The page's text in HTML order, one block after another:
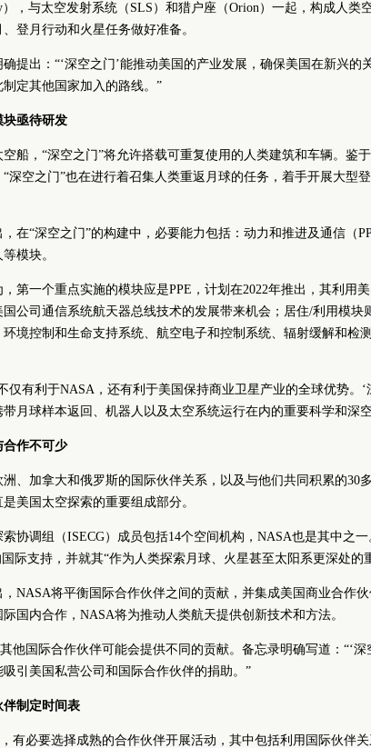
），与太空发射系统（SLS）和猎户座（Orion）一起，构成人类
登月行动和火星任务做好准备。
提出：“‘深空之门’能推动美国的产业发展，确保美国在新兴的
定其他国家加入的路线。”
块亟待研发
船，“深空之门”将允许搭载可重复使用的人类建筑和车辆。鉴
“深空之门”也在进行着召集人类重返月球的任务，着手开展大型
在“深空之门”的构建中，必要能力包括：动力和推进及通信（
模块。
第一个重点实施的模块应是PPE，计划在2022年推出，其利用
公司通信系统航天器总线技术的发展带来机会；居住/利用模块
境控制和生命支持系统、航空电子和控制系统、辐射缓解和检
仅有利于NASA，还有利于美国保持商业卫星产业的全球优势。‘
月球样本返回、机器人以及太空系统运行在内的重要科学和深
合作不可少
洲、加拿大和俄罗斯的国际伙伴关系，以及与他们共同积累的30
美国太空探索的重要组成部分。
索协调组（ISECG）成员包括14个空间机构，NASA也是其中之
际支持，并就其“作为人类探索月球、火星甚至太阳系更深处的
，NASA将平衡国际合作伙伴之间的贡献，并集成美国商业合作
国内合作，NASA将为推动人类航天提供创新技术和方法。
他国际合作伙伴可能会提供不同的贡献。备忘录明确写道：“‘深
引美国私营公司和国际合作伙伴的捐助。”
伴制定时间表
有必要选择成熟的合作伙伴开展活动，其中包括利用国际伙伴